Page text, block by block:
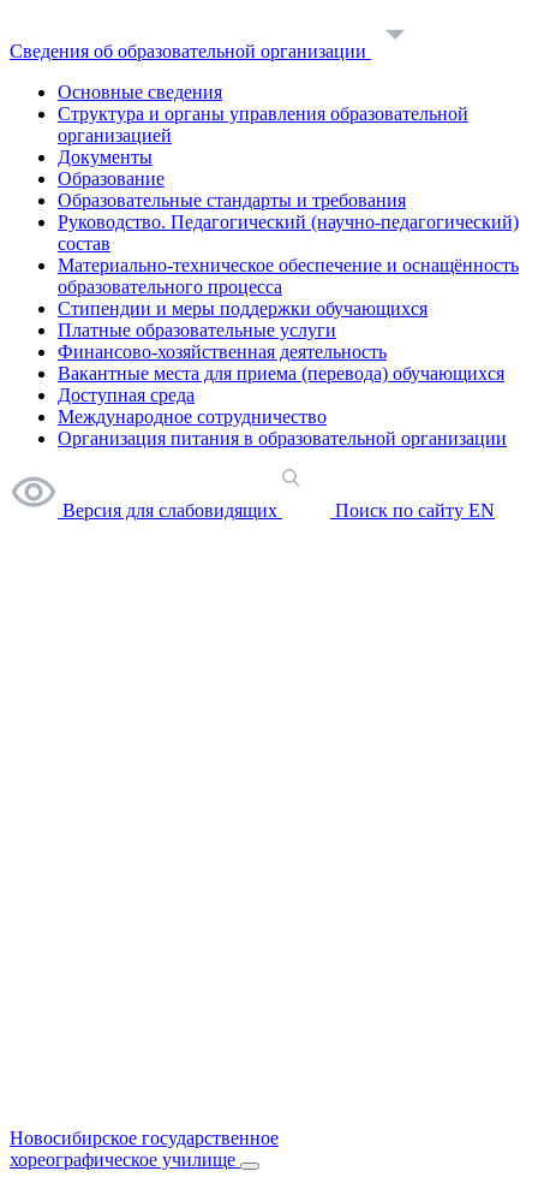
Сведения об образовательной организации
Основные сведения
Структура и органы управления образовательной
организацией
Документы
Образование
Образовательные стандарты и требования
Руководство. Педагогический (научно-педагогический)
состав
Материально-техническое обеспечение и оснащённость
образовательного процесса
Стипендии и меры поддержки обучающихся
Платные образовательные услуги
Финансово-хозяйственная деятельность
Вакантные места для приема (перевода) обучающихся
Доступная среда
Международное сотрудничество
Организация питания в образовательной организации
Версия для слабовидящих Поиск по сайту EN
Новосибирское государственное
хореографическое училище